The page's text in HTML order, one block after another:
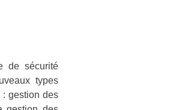
de sécurité
types
: gestion des